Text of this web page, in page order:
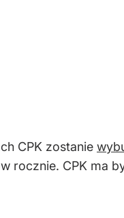
CPK zostanie
rocznie. CPK ma